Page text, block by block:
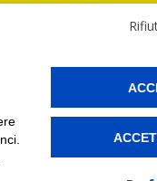
|Privacy|Preferenze
online e spedire i